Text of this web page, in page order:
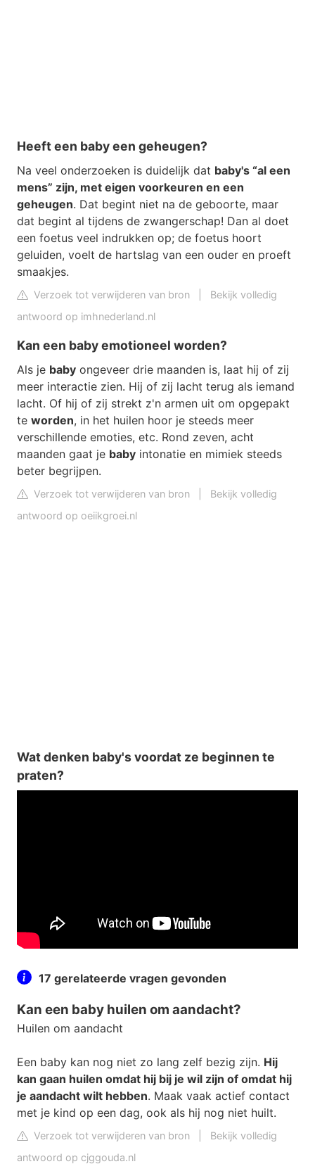
Heeft een baby een geheugen?
Na veel onderzoeken is duidelijk dat baby's “al een
mens” zijn, met eigen voorkeuren en een
geheugen. Dat begint niet na de geboorte, maar
dat begint al tijdens de zwangerschap! Dan al doet
een foetus veel indrukken op; de foetus hoort
geluiden, voelt de hartslag van een ouder en proeft
smaakjes.
Verzoek tot verwijderen van bron
Bekijk volledig
antwoord op imhnederland.nl
Kan een baby emotioneel worden?
Als je baby ongeveer drie maanden is, laat hij of zij
meer interactie zien. Hij of zij lacht terug als iemand
lacht. Of hij of zij strekt z'n armen uit om opgepakt
te worden, in het huilen hoor je steeds meer
verschillende emoties, etc. Rond zeven, acht
maanden gaat je baby intonatie en mimiek steeds
beter begrijpen.
Verzoek tot verwijderen van bron
Bekijk volledig
antwoord op oeiikgroei.nl
Wat denken baby's voordat ze beginnen te
praten?
17 gerelateerde vragen gevonden
Kan een baby huilen om aandacht?
Huilen om aandacht
Een baby kan nog niet zo lang zelf bezig zijn. Hij
kan gaan huilen omdat hij bij je wil zijn of omdat hij
je aandacht wilt hebben. Maak vaak actief contact
met je kind op een dag, ook als hij nog niet huilt.
Verzoek tot verwijderen van bron
Bekijk volledig
antwoord op cjggouda.nl